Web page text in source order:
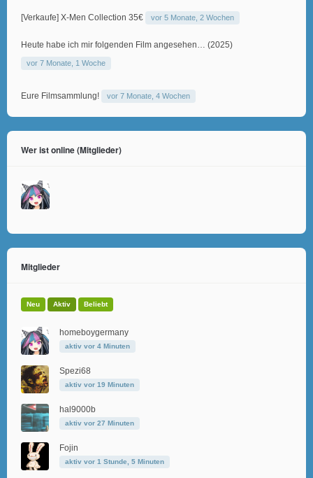
[Verkaufe] X-Men Collection 35€ vor 5 Monate, 2 Wochen
Heute habe ich mir folgenden Film angesehen… (2025)
vor 7 Monate, 1 Woche
Eure Filmsammlung! vor 7 Monate, 4 Wochen
Wer ist online (Mitglieder)
Mitglieder
Neu Aktiv Beliebt
homeboygermany
aktiv vor 4 Minuten
Spezi68
aktiv vor 19 Minuten
hal9000b
aktiv vor 27 Minuten
Fojin
aktiv vor 1 Stunde, 5 Minuten